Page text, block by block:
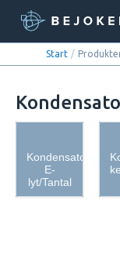
Start /
Kondensatorer
E-
lyt/Tantal